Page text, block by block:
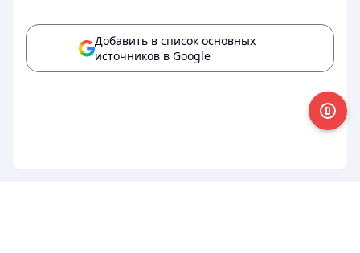
Добавить в список основных
источников в Google